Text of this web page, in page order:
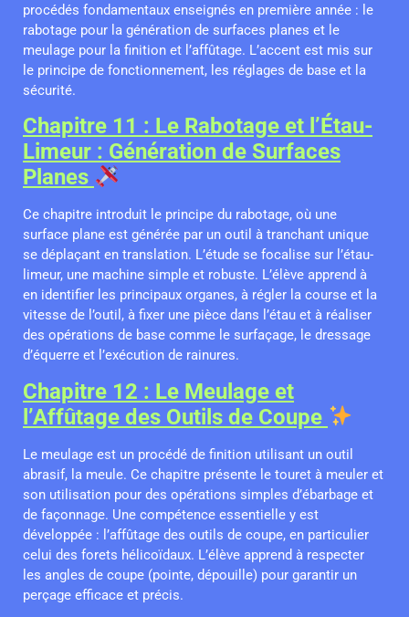
procédés fondamentaux enseignés en première année : le
rabotage pour la génération de surfaces planes et le
meulage pour la finition et l’affûtage. L’accent est mis sur
le principe de fonctionnement, les réglages de base et la
sécurité.
Chapitre 11 : Le Rabotage et l’Étau-
Limeur : Génération de Surfaces
Planes
Ce chapitre introduit le principe du rabotage, où une
surface plane est générée par un outil à tranchant unique
se déplaçant en translation. L’étude se focalise sur l’étau-
limeur, une machine simple et robuste. L’élève apprend à
en identifier les principaux organes, à régler la course et la
vitesse de l’outil, à fixer une pièce dans l’étau et à réaliser
des opérations de base comme le surfaçage, le dressage
d’équerre et l’exécution de rainures.
Chapitre 12 : Le Meulage et
l’Affûtage des Outils de Coupe
Le meulage est un procédé de finition utilisant un outil
abrasif, la meule. Ce chapitre présente le touret à meuler et
son utilisation pour des opérations simples d’ébarbage et
de façonnage. Une compétence essentielle y est
développée : l’affûtage des outils de coupe, en particulier
celui des forets hélicoïdaux. L’élève apprend à respecter
les angles de coupe (pointe, dépouille) pour garantir un
perçage efficace et précis.